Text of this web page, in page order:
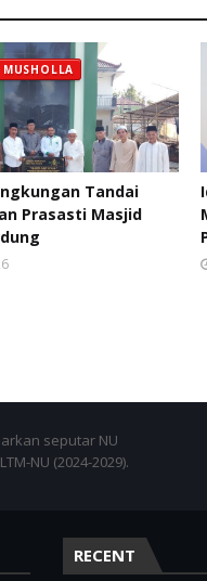
MUSHOLLA
Tandai
Prasasti Masjid
seputar NU
NU (2024-2029).
RECENT